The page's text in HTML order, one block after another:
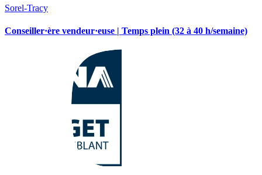
Sorel-Tracy
Conseiller·ère vendeur·euse | Temps plein (32 à 40 h/semaine)